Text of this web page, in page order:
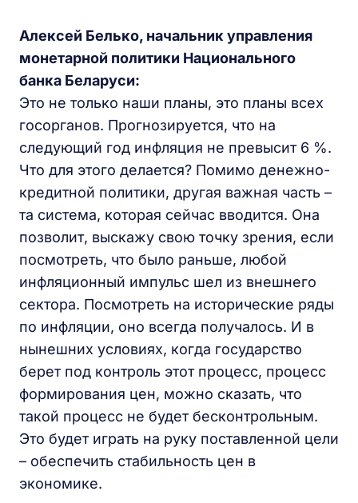
Алексей Белько, начальник управления
монетарной политики Национального
банка Беларуси:
Это не только наши планы, это планы всех
госорганов. Прогнозируется, что на
следующий год инфляция не превысит 6 %.
Что для этого делается? Помимо денежно-
кредитной политики, другая важная часть –
та система, которая сейчас вводится. Она
позволит, выскажу свою точку зрения, если
посмотреть, что было раньше, любой
инфляционный импульс шел из внешнего
сектора. Посмотреть на исторические ряды
по инфляции, оно всегда получалось. И в
нынешних условиях, когда государство
берет под контроль этот процесс, процесс
формирования цен, можно сказать, что
такой процесс не будет бесконтрольным.
Это будет играть на руку поставленной цели
– обеспечить стабильность цен в
экономике.